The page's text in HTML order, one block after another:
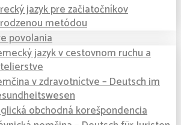
jazyk pre začiatočníkov
metódou
povolania
jazyk v cestovnom ruchu a
v zdravotníctve – Deutsch im
obchodná korešpondencia